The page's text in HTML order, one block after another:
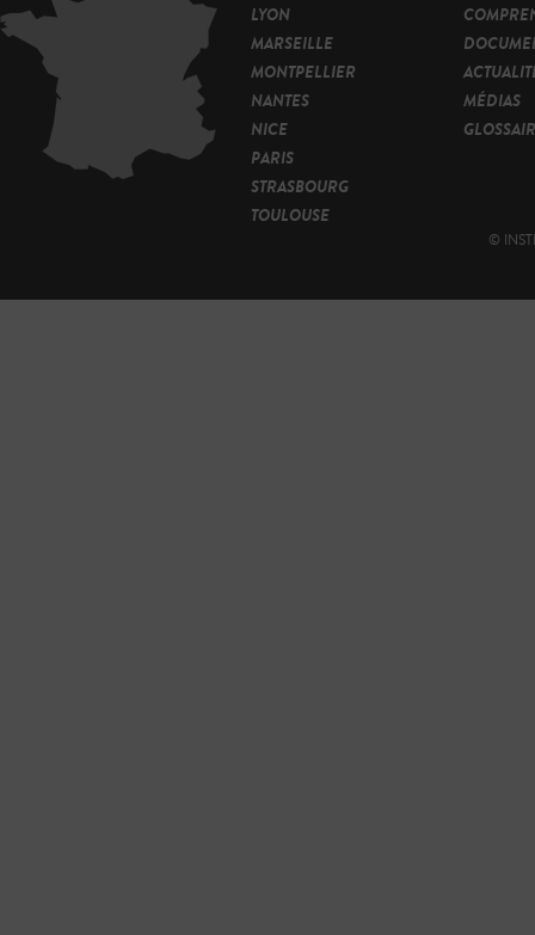
LYON
MARSEILLE
MONTPELLIER
NANTES
NICE
PARIS
STRASBOURG
TOULOUSE
MÉDIAS
©